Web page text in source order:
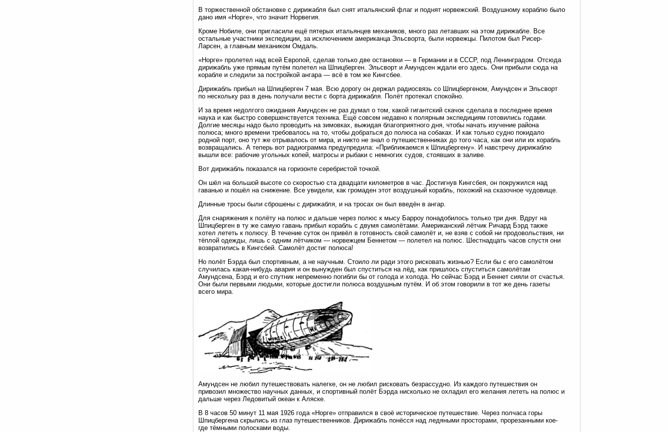
В торжественной обстановке с дирижабля был снят итальянский флаг и поднят норвежский. Воздушному кораблю было
дано имя «Норге», что значит Норвегия.
Кроме Нобиле, они пригласили ещё пятерых итальянцев механиков, много раз летавших на этом дирижабле. Все
остальные участники экспедиции, за исключением американца Эльсворта, были норвежцы. Пилотом был Рисер-
Ларсен, а главным механиком Омдаль.
«Норге» пролетел над всей Европой, сделав только две остановки — в Германии и в СССР, под Ленинградом. Отсюда
дирижабль уже прямым путём полетел на Шпицберген. Эльсворт и Амундсен ждали его здесь. Они прибыли сюда на
корабле и следили за постройкой ангара — всё в том же Кингсбее.
Дирижабль прибыл на Шпицберген 7 мая. Всю дорогу он держал радиосвязь со Шпицбергеном, Амундсен и Эльсворт
по нескольку раз в день получали вести с борта дирижабля. Полёт протекал спокойно.
И за время недолгого ожидания Амундсен не раз думал о том, какой гигантский скачок сделала в последнее время
наука и как быстро совершенствуется техника. Ещё совсем недавно к полярным экспедициям готовились годами.
Долгие месяцы надо было проводить на зимовках, выжидая благоприятного дня, чтобы начать изучение района
полюса; много времени требовалось на то, чтобы добраться до полюса на собаках. И как только судно покидало
родной порт, оно тут же отрывалось от мира, и никто не знал о путешественниках до того часа, как они или их корабль
возвращались. А теперь вот радиограмма предупредила: «Приближаемся к Шпицбергену». И навстречу дирижаблю
вышли все: рабочие угольных копей, матросы и рыбаки с немногих судов, стоявших в заливе.
Вот дирижабль показался на горизонте серебристой точкой.
Он шёл на большой высоте со скоростью ста двадцати километров в час. Достигнув Кингсбея, он покружился над
гаванью и пошёл на снижение. Все увидели, как громаден этот воздушный корабль, похожий на сказочное чудовище.
Длинные тросы были сброшены с дирижабля, и на тросах он был введён в ангар.
Для снаряжения к полёту на полюс и дальше через полюс к мысу Барроу понадобилось только три дня. Вдруг на
Шпицберген в ту же самую гавань прибыл корабль с двумя самолётами. Американский лётчик Ричард Бэрд также
хотел лететь к полюсу. В течение суток он привёл в готовность свой самолёт и, не взяв с собой ни продовольствия, ни
тёплой одежды, лишь с одним лётчиком — норвежцем Беннетом — полетел на полюс. Шестнадцать часов спустя они
возвратились в Кингсбей. Самолёт достиг полюса!
Но полёт Бэрда был спортивным, а не научным. Стоило ли ради этого рисковать жизнью? Если бы с его самолётом
случилась какая-нибудь авария и он вынужден был спуститься на лёд, как пришлось спуститься самолётам
Амундсена, Бэрд и его спутник непременно погибли бы от голода и холода. Но сейчас Бэрд и Беннет сияли от счастья.
Они были первыми людьми, которые достигли полюса воздушным путём. И об этом говорили в тот же день газеты
всего мира.
Амундсен не любил путешествовать налегке, он не любил рисковать безрассудно. Из каждого путешествия он
привозил множество научных данных, и спортивный полёт Бэрда нисколько не охладил его желания лететь на полюс и
дальше через Ледовитый океан к Аляске.
В 8 часов 50 минут 11 мая 1926 года «Норге» отправился в своё историческое путешествие. Через полчаса горы
Шпицбергена скрылись из глаз путешественников. Дирижабль понёсся над ледяными просторами, прорезанными кое-
где тёмными полосками воды.